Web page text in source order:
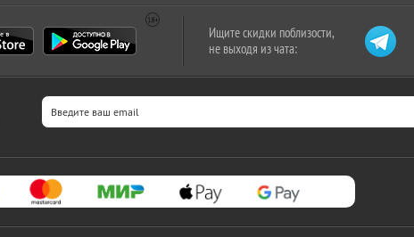
Ищите скидки поблизости,
не выходя из чата: